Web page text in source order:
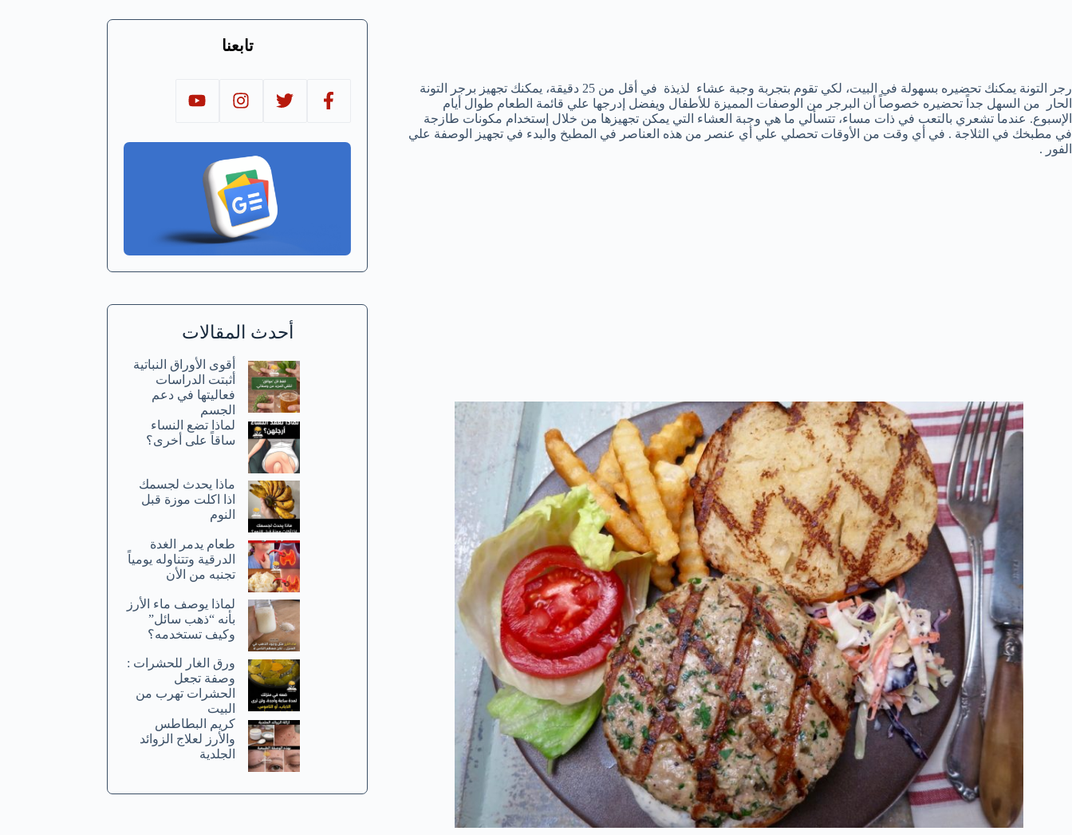
رجر التونة يمكنك تحضيره بسهولة في البيت، لكي تقوم بتجربة وجبة عشاء لذيذة في أقل من 25 دقيقة، يمكنك تجهيز برجر التونة
الحار من السهل جداً تحضيره خصوصاً أن البرجر من الوصفات المميزة للأطفال ويفضل إدرجها علي قائمة الطعام طوال أيام
الإسبوع. عندما تشعري بالتعب في ذات مساء، تتسألي ما هي وجبة العشاء التي يمكن تجهيزها من خلال إستخدام مكونات طازجة
في مطبخك في الثلاجة . في أي وقت من الأوقات تحصلي علي أي عنصر من هذه العناصر في المطبخ والبدء في تجهيز الوصفة علي
الفور .
تابعنا
أحدث المقالات
أقوى الأوراق النباتية
أثبتت الدراسات
فعاليتها في دعم
الجسم
لماذا تضع النساء
ساقاً على أخرى؟
ماذا يحدث لجسمك
اذا اكلت موزة قبل
النوم
طعام يدمر الغدة
الدرقية وتتناوله يومياً
تجنبه من الأن
لماذا يوصف ماء الأرز
بأنه “ذهب سائل”
وكيف تستخدمه؟
ورق الغار للحشرات :
وصفة تجعل
الحشرات تهرب من
البيت
كريم البطاطس
والأرز لعلاج الزوائد
الجلدية